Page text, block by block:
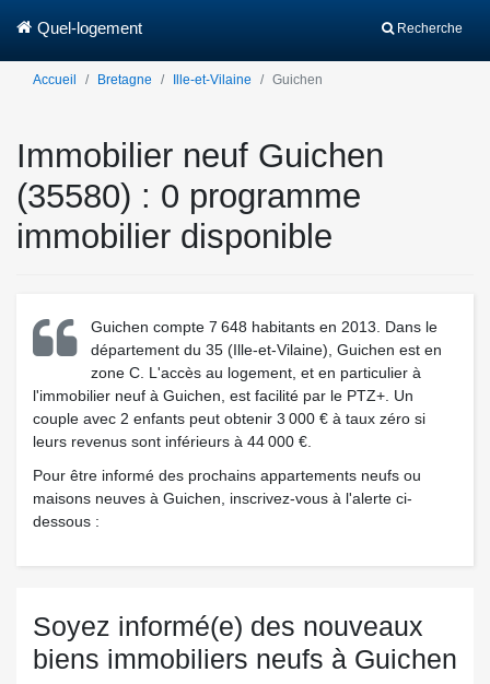
Recherche
Quel-logement
Accueil Bretagne Ille-et-Vilaine Guichen
Immobilier neuf Guichen
(35580) : 0 programme
immobilier disponible
Guichen compte 7 648 habitants en 2013. Dans le
département du 35 (Ille-et-Vilaine), Guichen est en
zone C. L'accès au logement, et en particulier à
l'immobilier neuf à Guichen, est facilité par le PTZ+. Un
couple avec 2 enfants peut obtenir 3 000 € à taux zéro si
leurs revenus sont inférieurs à 44 000 €.
Pour être informé des prochains appartements neufs ou
maisons neuves à Guichen, inscrivez-vous à l'alerte ci-
dessous :
Soyez informé(e) des nouveaux
biens immobiliers neufs à Guichen